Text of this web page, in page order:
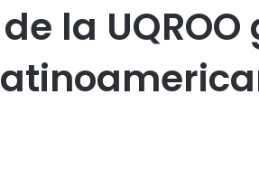
la UQROO